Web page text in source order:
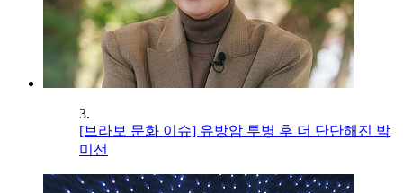
3.
[브라보 문화 이슈] 유방암 투병 후 더 단단해진 박
미선